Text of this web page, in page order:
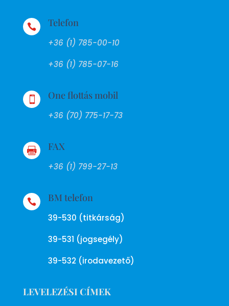
 Telefon
+36 (1) 785-00-10
+36 (1) 785-07-16
 One flottás mobil
+36 (70) 775-17-73
 FAX
+36 (1) 799-27-13
 BM telefon
39-530 (titkárság)
39-531 (jogsegély)
39-532 (irodavezető)
LEVELEZÉSI CÍMEK